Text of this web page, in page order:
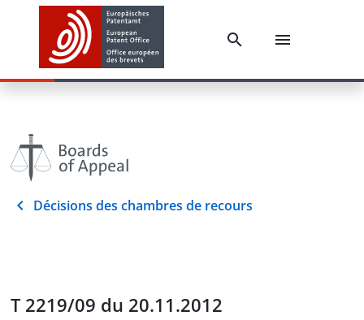
Décisions des chambres de recours
T 2219/09 du 20.11.2012